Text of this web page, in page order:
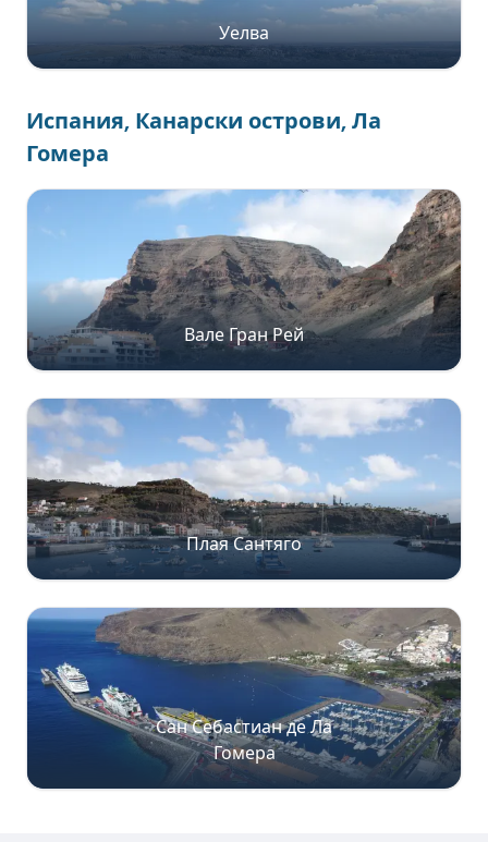
Уелва
Испания, Канарски острови, Ла
Гомера
Вале Гран Рей
Плая Сантяго
Сан Себастиан де Ла
Гомера